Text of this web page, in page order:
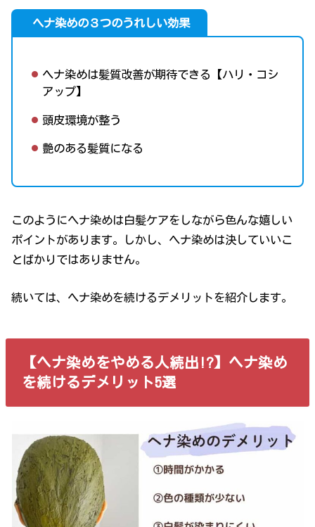
ヘナ染めの３つのうれしい効果
ヘナ染めは髪質改善が期待できる【ハリ・コシ
アップ】
頭皮環境が整う
艶のある髪質になる
このようにヘナ染めは白髪ケアをしながら色んな嬉しい
ポイントがあります。しかし、ヘナ染めは決していいこ
とばかりではありません。
続いては、ヘナ染めを続けるデメリットを紹介します。
【ヘナ染めをやめる人続出!?】ヘナ染め
を続けるデメリット5選